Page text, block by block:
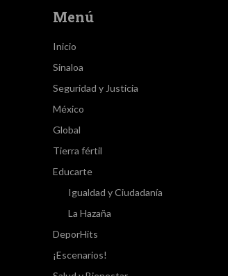
Menú
Inicio
Sinaloa
Seguridad y Justicia
México
Global
Tierra fértil
Educarte
Igualdad y Ciudadanía
La Hazaña
DeporHits
¡Escenarios!